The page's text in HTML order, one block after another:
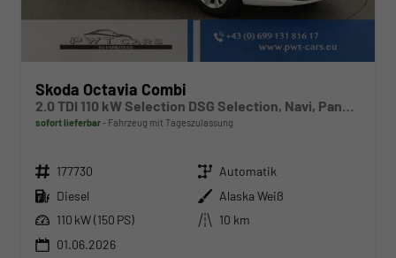
Skoda Octavia Combi
2.0 TDI 110 kW Selection DSG Selection, Navi, Pano, AHK, Teilleder, 5-J Garantie
sofort lieferbar Fahrzeug mit Tageszulassung
Fahrzeugnr. 177730 Getriebe Automatik
Kraftstoff Diesel Außenfarbe Alaska Weiß
Leistung 110 kW (150 PS) Kilometerstand
10 km
01.06.2026